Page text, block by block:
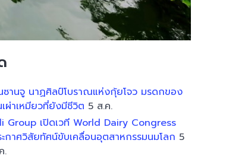
ซานจู นาฏศิลป์โบราณแห่งกุ้ยโจว มรดกของ
ผ่าเหมียวที่ยังมีชีวิต 5 ส.ค.
Group เปิดเวที World Dairy Congress
ะกาศวิสัยทัศน์ขับเคลื่อนอุตสาหกรรมนมโลก 5
.